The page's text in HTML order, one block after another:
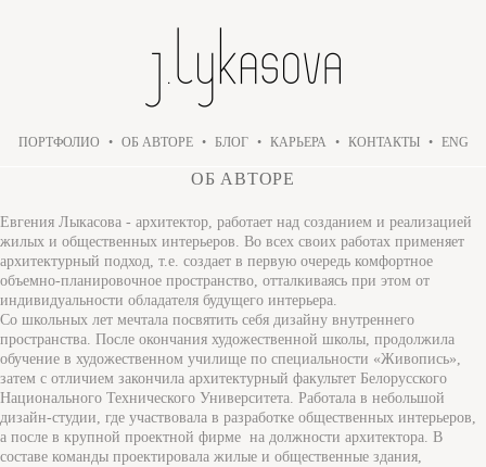
ПОРТФОЛИО • ОБ АВТОРЕ • БЛОГ • КАРЬЕРА • КОНТАКТЫ • ENG
ОБ АВТОРЕ
Евгения Лыкасова - архитектор, работает над созданием и реализацией
жилых и общественных интерьеров. Во всех своих работах применяет
архитектурный подход, т.е. создает в первую очередь комфортное
объемно-планировочное пространство, отталкиваясь при этом от
индивидуальности обладателя будущего интерьера.
Со школьных лет мечтала посвятить себя дизайну внутреннего
пространства. После окончания художественной школы, продолжила
обучение в художественном училище по специальности «Живопись»,
затем с отличием закончила архитектурный факультет Белорусского
Национального Технического Университета. Работала в небольшой
дизайн-студии, где участвовала в разработке общественных интерьеров,
а после в крупной проектной фирме на должности архитектора. В
составе команды проектировала жилые и общественные здания,